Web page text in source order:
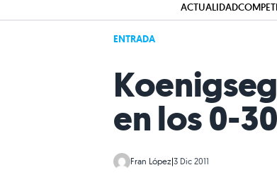
ACTUALIDAD
ENTRADA
en los 0-
Fran López|3 Dic 2011